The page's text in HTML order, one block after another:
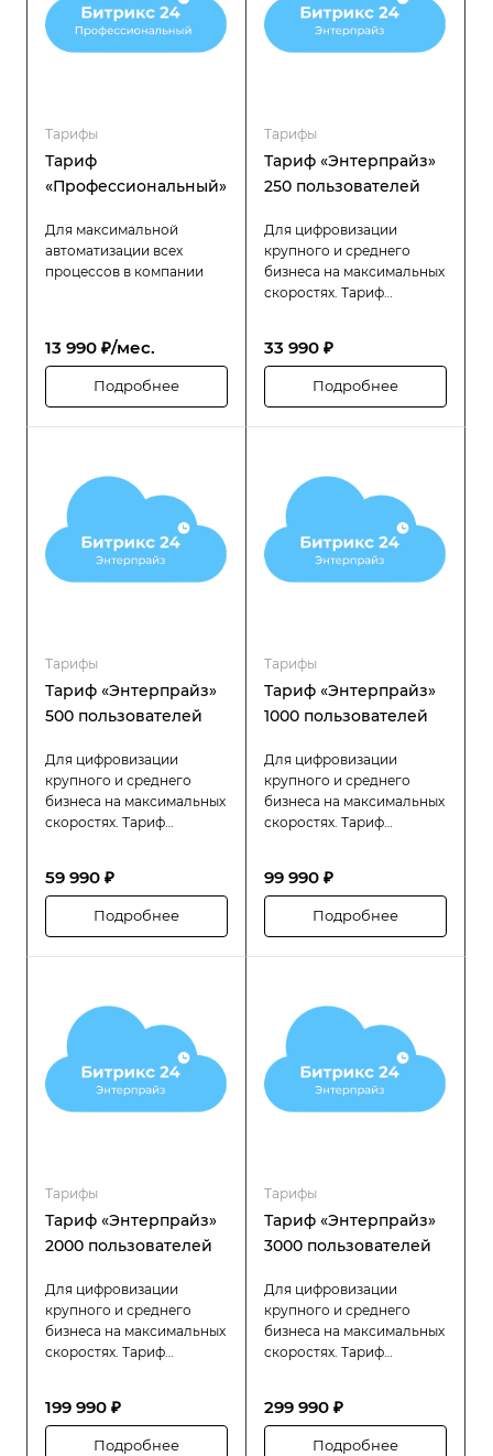
Тарифы
Тариф
«Профессиональный»
Для максимальной
автоматизации всех
процессов в компании
13 990 ₽/мес.
Подробнее
Тарифы
Тариф «Энтерпрайз»
250 пользователей
Для цифровизации
крупного и среднего
бизнеса на максимальных
скоростях. Тариф
для компаний с большой
сотрудников (до 250
надёжность и гибкость в
управлении
распределённой
структурой.
33 990 ₽
Подробнее
Тарифы
Тариф «Энтерпрайз»
500 пользователей
Для цифровизации
крупного и среднего
бизнеса на максимальных
скоростях. Тариф
для компаний с большой
сотрудников (до 500
надёжность и гибкость в
управлении
распределённой
структурой.
59 990 ₽
Подробнее
Тарифы
Тариф «Энтерпрайз»
1000 пользователей
Для цифровизации
крупного и среднего
бизнеса на максимальных
скоростях. Тариф
для компаний с большой
сотрудников (до 1000
надёжность и гибкость в
управлении
распределённой
структурой.
99 990 ₽
Подробнее
Тарифы
Тариф «Энтерпрайз»
2000 пользователей
Для цифровизации
крупного и среднего
бизнеса на максимальных
скоростях. Тариф
для компаний с большой
199 990 ₽
Подробнее
Тарифы
Тариф «Энтерпрайз»
3000 пользователей
Для цифровизации
крупного и среднего
бизнеса на максимальных
скоростях. Тариф
для компаний с большой
299 990 ₽
Подробнее